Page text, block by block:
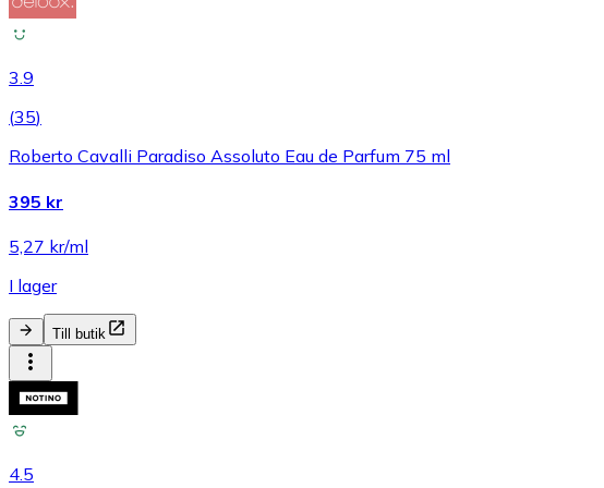
3.9
(35)
Roberto Cavalli Paradiso Assoluto Eau de Parfum 75 ml
395 kr
5,27 kr/ml
I lager
Till butik
4.5